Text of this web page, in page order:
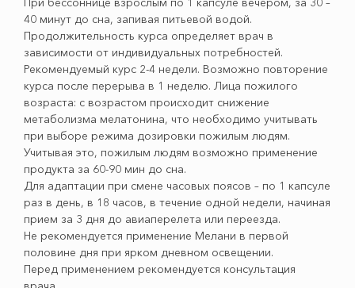
40 минут до сна, запивая питьевой водой.
Продолжительность курса определяет врач в
зависимости от индивидуальных потребностей.
Рекомендуемый курс 2-4 недели. Возможно повторение
курса после перерыва в 1 неделю. Лица пожилого
возраста: с возрастом происходит снижение
метаболизма мелатонина, что необходимо учитывать
при выборе режима дозировки пожилым людям.
Учитывая это, пожилым людям возможно применение
продукта за 60-90 мин до сна.
Для адаптации при смене часовых поясов – по 1 капсуле
раз в день, в 18 часов, в течение одной недели, начиная
прием за 3 дня до авиаперелета или переезда.
Не рекомендуется применение Мелани в первой
половине дня при ярком дневном освещении.
Перед применением рекомендуется консультация